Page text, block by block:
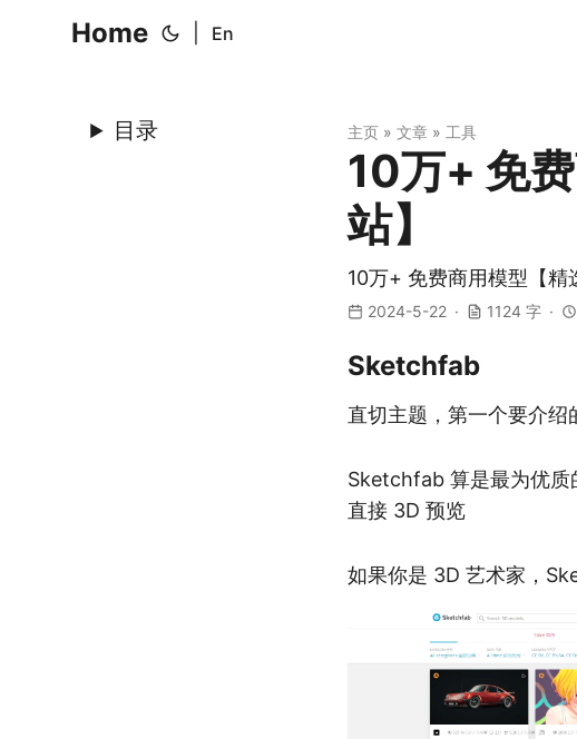
Home En
主页 » 文章 » 工具
10万+ 免
站】
10万+ 免费商用模型【精
2024-5-22 1124 字
目录
Sketchfab
直切主题，第一个要介
Sketchfab 算是最为优质
直接 3D 预览
如果你是 3D 艺术家，